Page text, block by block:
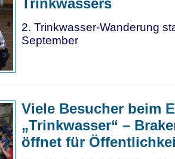
Trinkwassers
2. Trinkwasser-Wanderung
September
Viele Besucher beim
„Trinkwasser“ –
öffnet für